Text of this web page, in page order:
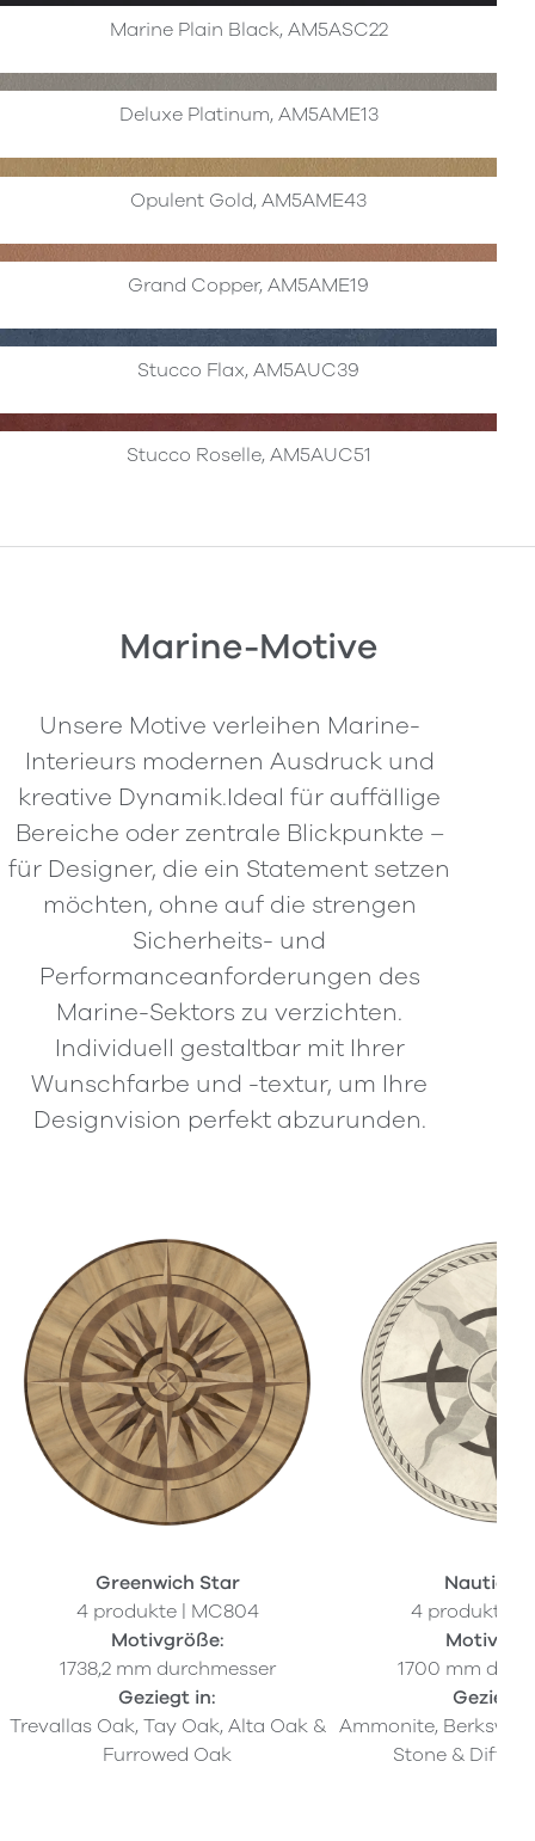
Marine Plain Black, AM5ASC22
Deluxe Platinum, AM5AME13
Opulent Gold, AM5AME43
Grand Copper, AM5AME19
Stucco Flax, AM5AUC39
Stucco Roselle, AM5AUC51
Marine-Motive
Unsere Motive verleihen Marine-
Interieurs modernen Ausdruck und
kreative Dynamik.Ideal für auffällige
Bereiche oder zentrale Blickpunkte –
für Designer, die ein Statement setzen
möchten, ohne auf die strengen
Sicherheits- und
Performanceanforderungen des
Marine-Sektors zu verzichten.
Individuell gestaltbar mit Ihrer
Wunschfarbe und -textur, um Ihre
Designvision perfekt abzurunden.
Greenwich Star
4 produkte | MC804
Motivgröße:
1738,2 mm durchmesser
Geziegt in:
Trevallas Oak, Tay Oak, Alta Oak &
Furrowed Oak
Nautica
4 produkte |
1700 mm
Geziegt
Ammonite,
Stone &